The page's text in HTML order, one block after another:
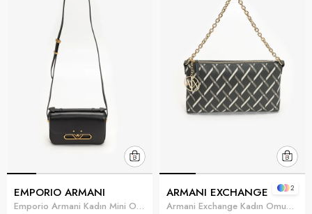
EMPORIO ARMANI
Emporio Armani Kadın Mini Omuz Çantası Siyah
ARMANI EXCHANGE
Armani Exchange Kadın Omuz Çantası Çok Renkli
2